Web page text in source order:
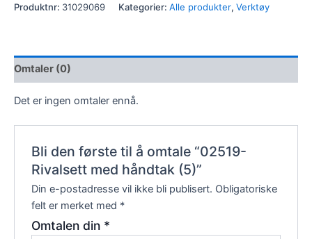
Produktnr: 31029069 Kategorier: Alle produkter, Verktøy
Omtaler (0)
Det er ingen omtaler ennå.
Bli den første til å omtale “02519-
Rivalsett med håndtak (5)”
Din e-postadresse vil ikke bli publisert. Obligatoriske
felt er merket med *
Omtalen din *